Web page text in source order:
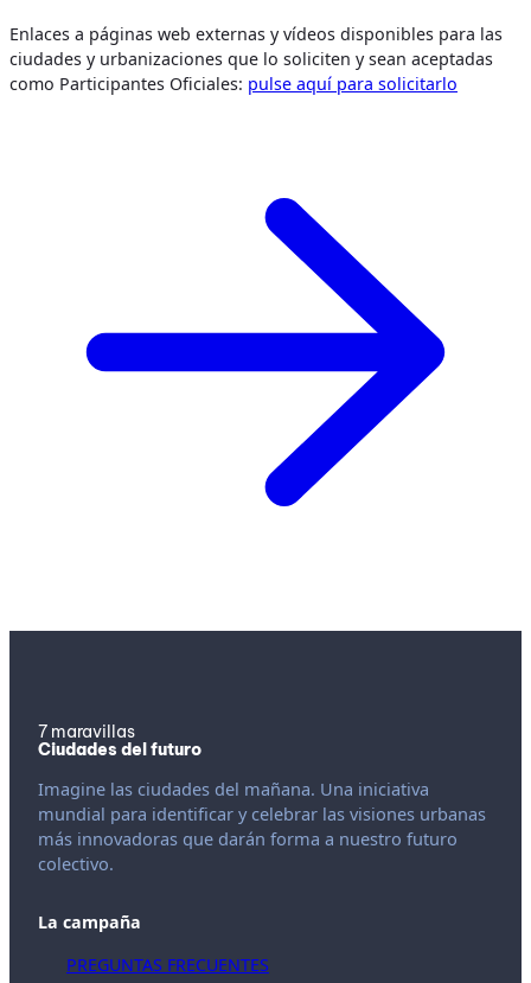
Enlaces a páginas web externas y vídeos disponibles para las
ciudades y urbanizaciones que lo soliciten y sean aceptadas
como Participantes Oficiales: pulse aquí para solicitarlo
7 maravillas
Ciudades del futuro
Imagine las ciudades del mañana. Una iniciativa
mundial para identificar y celebrar las visiones urbanas
más innovadoras que darán forma a nuestro futuro
colectivo.
La campaña
PREGUNTAS FRECUENTES